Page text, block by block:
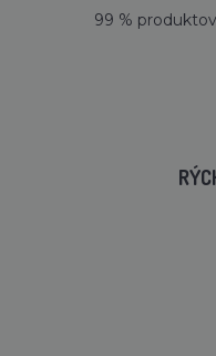
99 %